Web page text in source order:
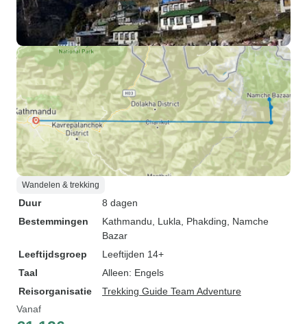
Wandelen & trekking
Duur
8 dagen
Bestemmingen
Kathmandu , Lukla , Phakding , Namche
Bazar
Leeftijdsgroep
Leeftijden 14+
Taal
Alleen: Engels
Reisorganisatie
Trekking Guide Team Adventure
Vanaf